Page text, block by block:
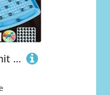
Magnetisches Schachspiel mit Bestrafungsrad, lustiges Tisch-Magnet-Stein-Brettspiel für Kinder und Erwachsene, pädagogisches Dame-Brettspiel für die Familienfeier